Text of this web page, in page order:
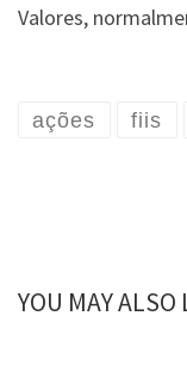
Valores,
ações fiis
YOU MAY ALSO